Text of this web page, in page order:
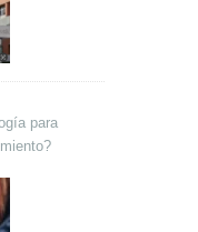
para